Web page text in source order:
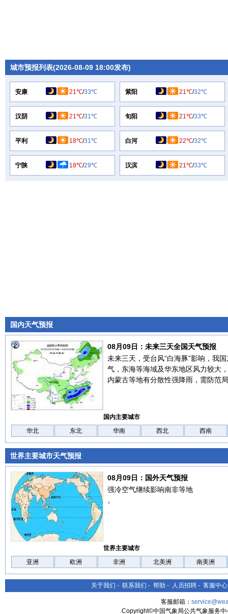
城市预报列表(2026-08-09 18:00发布)
安康 21℃/33℃ 紫阳 21℃/32℃
汉阴 21℃/31℃ 旬阳 21℃/33℃
平利 18℃/31℃ 白河 22℃/32℃
宁陕 18℃/29℃ 汉滨 21℃/33℃
国内天气预报
08月09日：未来三天全国天气预报
未来三天，受台风“白海豚”影响，我
气，东海等海域及华东地区风力较大
内蒙古等地有分散性强降雨，需防范
国内主要城市
华北
东北 华南 西北 西南
世界主要城市天气预报
08月09日：国外天气预报
强冷空气继续影响南非等地
。
世界主要城市
亚洲
欧洲 非洲 北美洲 南美洲
关于我们 - 联系我们 - 帮助 - 人员招聘 - 客服中心
客服邮箱：
Copyright©中国气象局公共气象服务